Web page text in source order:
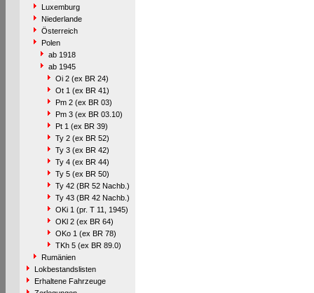
Luxemburg
Niederlande
Österreich
Polen
ab 1918
ab 1945
Oi 2 (ex BR 24)
Ot 1 (ex BR 41)
Pm 2 (ex BR 03)
Pm 3 (ex BR 03.10)
Pt 1 (ex BR 39)
Ty 2 (ex BR 52)
Ty 3 (ex BR 42)
Ty 4 (ex BR 44)
Ty 5 (ex BR 50)
Ty 42 (BR 52 Nachb.)
Ty 43 (BR 42 Nachb.)
OKi 1 (pr. T 11, 1945)
OKl 2 (ex BR 64)
OKo 1 (ex BR 78)
TKh 5 (ex BR 89.0)
Rumänien
Lokbestandslisten
Erhaltene Fahrzeuge